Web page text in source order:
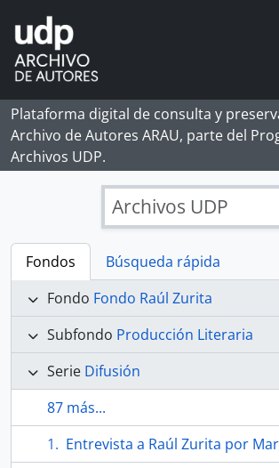
Skip to main content
Plataforma digital de consulta y
Archivo de Autores ARAU, parte del
Archivos UDP.
Archivos UDP
Fondos
Búsqueda rápida
Fondo Fondo Raúl Zurita
Subfondo Producción Literaria
Serie Difusión
87 más...
Entrevista a Raúl Zurita por